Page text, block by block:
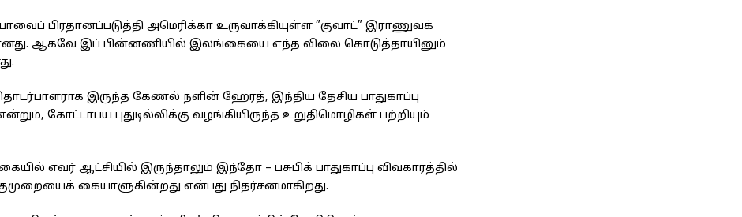
பிரதானப்படுத்தி அமெரிக்கா உருவாக்கியுள்ள ”குவாட்” இராணுவக்
ஆகவே இப் பின்னணியில் இலங்கையை எந்த விலை கொடுத்தாயினும்
இருந்த கேணல் நளின் ஹேரத், இந்திய தேசிய பாதுகாப்பு
கோட்டாபய புதுடில்லிக்கு வழங்கியிருந்த உறுதிமொழிகள் பற்றியும்
எவர் ஆட்சியில் இருந்தாலும் இந்தோ – பசுபிக் பாதுகாப்பு விவகாரத்தில்
கையாளுகின்றது என்பது நிதர்சனமாகிறது.